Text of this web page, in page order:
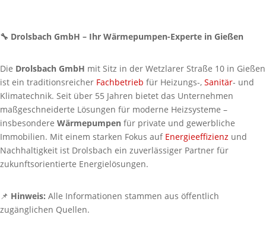
🔧 Drolsbach GmbH – Ihr Wärmepumpen-Experte in Gießen
Die Drolsbach GmbH mit Sitz in der Wetzlarer Straße 10 in Gießen
ist ein traditionsreicher Fachbetrieb für Heizungs-, Sanitär- und
Klimatechnik. Seit über 55 Jahren bietet das Unternehmen
maßgeschneiderte Lösungen für moderne Heizsysteme –
insbesondere Wärmepumpen für private und gewerbliche
Immobilien. Mit einem starken Fokus auf Energieeffizienz und
Nachhaltigkeit ist Drolsbach ein zuverlässiger Partner für
zukunftsorientierte Energielösungen.
📌 Hinweis: Alle Informationen stammen aus öffentlich
zugänglichen Quellen.